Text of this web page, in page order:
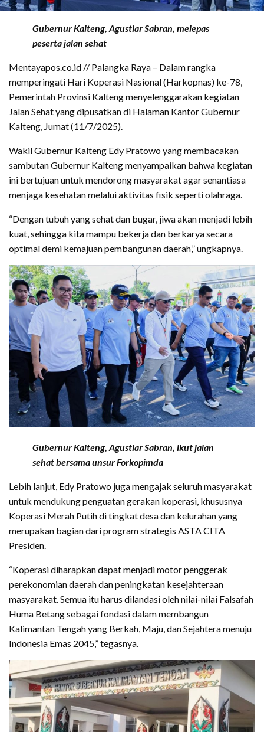
Gubernur Kalteng, Agustiar Sabran, melepas
peserta jalan sehat
Mentayapos.co.id // Palangka Raya – Dalam rangka
memperingati Hari Koperasi Nasional (Harkopnas) ke-78,
Pemerintah Provinsi Kalteng menyelenggarakan kegiatan
Jalan Sehat yang dipusatkan di Halaman Kantor Gubernur
Kalteng, Jumat (11/7/2025).
Wakil Gubernur Kalteng Edy Pratowo yang membacakan
sambutan Gubernur Kalteng menyampaikan bahwa kegiatan
ini bertujuan untuk mendorong masyarakat agar senantiasa
menjaga kesehatan melalui aktivitas fisik seperti olahraga.
“Dengan tubuh yang sehat dan bugar, jiwa akan menjadi lebih
kuat, sehingga kita mampu bekerja dan berkarya secara
optimal demi kemajuan pembangunan daerah,” ungkapnya.
Gubernur Kalteng, Agustiar Sabran, ikut jalan
sehat bersama unsur Forkopimda
Lebih lanjut, Edy Pratowo juga mengajak seluruh masyarakat
untuk mendukung penguatan gerakan koperasi, khususnya
Koperasi Merah Putih di tingkat desa dan kelurahan yang
merupakan bagian dari program strategis ASTA CITA
Presiden.
“Koperasi diharapkan dapat menjadi motor penggerak
perekonomian daerah dan peningkatan kesejahteraan
masyarakat. Semua itu harus dilandasi oleh nilai-nilai Falsafah
Huma Betang sebagai fondasi dalam membangun
Kalimantan Tengah yang Berkah, Maju, dan Sejahtera menuju
Indonesia Emas 2045,” tegasnya.